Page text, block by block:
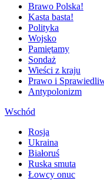
Brawo Polska!
Kasta basta!
Polityka
Wojsko
Pamiętamy
Sondaż
Wieści z kraju
Prawo i
Antypolonizm
Wschód
Rosja
Ukraina
Białoruś
Ruska smuta
Łowcy onuc